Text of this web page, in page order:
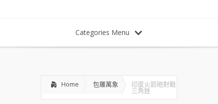
Categories Menu
Home 包羅萬象 印度火箭砲對戰
三角銼